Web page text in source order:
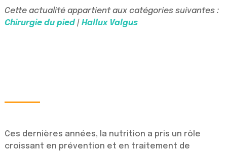
Cette actualité appartient aux catégories suivantes :
Chirurgie du pied| Hallux Valgus
Ces dernières années, la nutrition a pris un rôle
croissant en prévention et en traitement de